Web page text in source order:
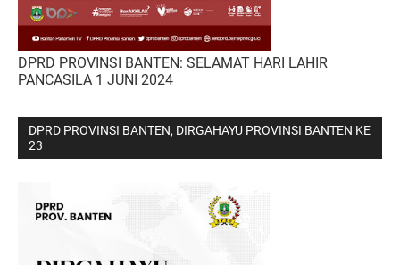
DPRD PROVINSI BANTEN: SELAMAT HARI LAHIR
PANCASILA 1 JUNI 2024
DPRD PROVINSI BANTEN, DIRGAHAYU PROVINSI BANTEN KE
23